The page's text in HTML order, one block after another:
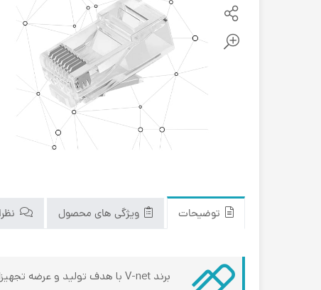
توضیحات ویژگی های محصول
برند V-net با هدف تولید و عرضه تجهیزات شبکه با کیفیت و مقرون به صرفه، سال هاست که در صنعت تجهیزات شبکه فعالیت دارد.